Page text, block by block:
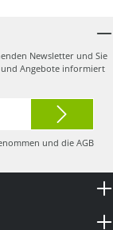
Newsletter und Sie
Angebote informiert
und dieAGB